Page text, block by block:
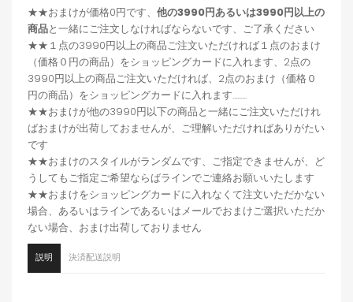
★★おまけが価格0円です、 他の3990円あるいは3990円以上の
商品と一緒にご注文しなければならないです、ご了承ください
★★１点の3990円以上の商品ご注文いただければ１点のおまけ
（価格０円の商品）をショッピングカードに入れます、2点の
3990円以上の商品ご注文いただければ、2点のおまけ（価格０
円の商品）をショッピングカードに入れます.........
★★おまけが他の3990円以下の商品と一緒にご注文いただけれ
ばおまけが出荷しておませんが、ご理解いただければありがたい
です
★★おまけのスタイルがランダムです、ご指定できませんが、ど
うしてもご指定ご希望ならばラインでご連絡お願いいたします
★★おまけをショッピングカードに入れなくて注文いただかない
場合、あるいはラインであるいはメールでおまけご選択いただか
ない場合、おまけ出荷しておりません
説明 決済配送説明